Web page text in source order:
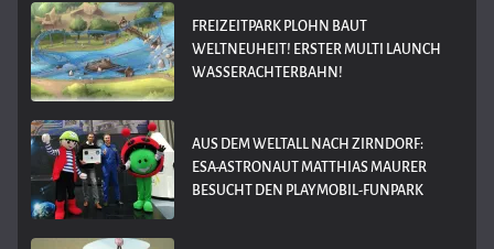
FREIZEITPARK PLOHN BAUT
WELTNEUHEIT! ERSTER MULTI LAUNCH
WASSERACHTERBAHN!
AUS DEM WELTALL NACH ZIRNDORF:
ESA-ASTRONAUT MATTHIAS MAURER
BESUCHT DEN PLAYMOBIL-FUNPARK